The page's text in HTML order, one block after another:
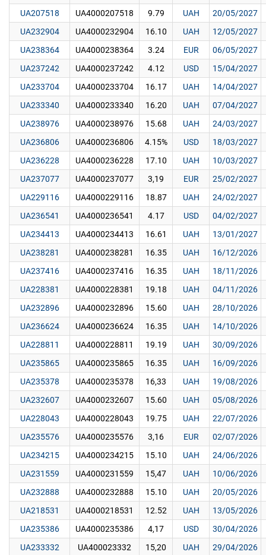
UA207518
UA4000207518 9.79 UAH
20/05/2027
UA232904
UA4000232904 16.10 UAH
12/05/2027
UA238364
UA4000238364 3.24 EUR
06/05/2027
UA237242
UA4000237242 4.12 USD
15/04/2027
UA233704
UA4000233704 16.17 UAH
14/04/2027
UA233340
UA4000233340 16.20 UAH
07/04/2027
UA238976
UA4000238976 15.68 UAH
24/03/2027
UA236806
UA4000236806 4.15% USD
18/03/2027
UA236228
UA4000236228 17.10 UAH
10/03/2027
UA237077
UA4000237077 3,19 EUR
25/02/2027
UA229116
UA4000229116 18.87 UAH
24/02/2027
UA236541
UA4000236541 4.17 USD
04/02/2027
UA234413
UA4000234413 16.61 UAH
13/01/2027
UA238281
UA4000238281 16.35 UAH
16/12/2026
UA237416
UA4000237416 16.35 UAH
18/11/2026
UA228381
UA4000228381 19.18 UAH
04/11/2026
UA232896
UA4000232896 15.60 UAH
28/10/2026
UA236624
UA4000236624 16.35 UAH
14/10/2026
UA228811
UA4000228811 19.19 UAH
30/09/2026
UA235865
UA4000235865 16.35 UAH
16/09/2026
UA235378
UA4000235378 16,33 UAH
19/08/2026
UA232607
UA4000232607 15.60 UAH
05/08/2026
UA228043
UA4000228043 19.75 UAH
22/07/2026
UA235576
UA4000235576 3,16 EUR
02/07/2026
UA234215
UA4000234215 15.10 UAH
24/06/2026
UA231559
UA4000231559 15,47 UAH
10/06/2026
UA232888
UA4000232888 15.10 UAH
20/05/2026
UA218531
UA4000218531 12.52 UAH
13/05/2026
UA235386
UA4000235386 4,17 USD
30/04/2026
UA233332
UA400023332 15,20 UAH
29/04/2026